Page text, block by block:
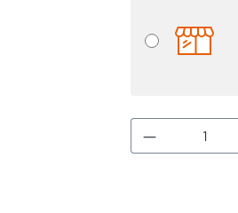
Produkt